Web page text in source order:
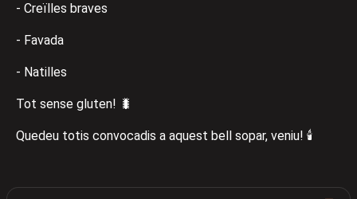
- Creïlles braves
- Favada
- Natilles
Tot sense gluten! 🐛
Quedeu totis convocadis a aquest bell sopar, veniu! 🕯️